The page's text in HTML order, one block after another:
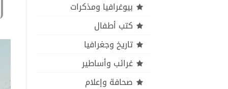
بيوغرافيا ومذكرات
كتب أطفال
تاريخ وجغرافيا
غرائب وأساطير
صحافة وإعلام